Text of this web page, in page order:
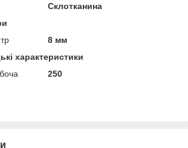
Склотканина
8 мм
характеристики
250